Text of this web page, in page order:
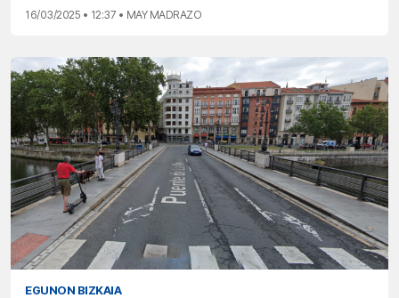
16/03/2025 • 12:37 • MAY MADRAZO
EGUNON BIZKAIA